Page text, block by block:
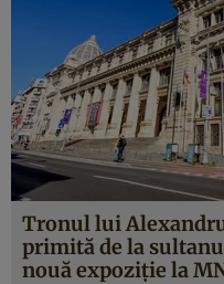
Tronul lui
primită de la
nouă expoziție la